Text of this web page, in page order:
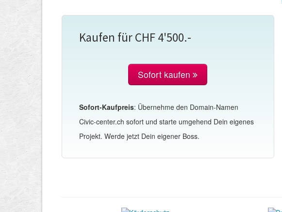
Kaufen für CHF 4'500.-
Sofort kaufen
Sofort-Kaufpreis: Übernehme den Domain-Namen
Civic-center.ch sofort und starte umgehend Dein eigenes
Projekt. Werde jetzt Dein eigener Boss.